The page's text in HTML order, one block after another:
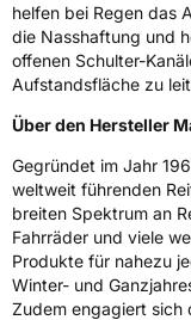
3PMSF /
EisgripNein
EPREL ID 441161
Allgemeine
Herstellerkontakt
helfen bei Regen das
die Nasshaftung und
offenen Schulter-
Aufstandsfläche zu
Über den Hersteller
Gegründet im Jahr
weltweit führenden
breiten Spektrum an
Fahrräder und viele
Produkte für nahezu
Winter- und
Zudem engagiert sich